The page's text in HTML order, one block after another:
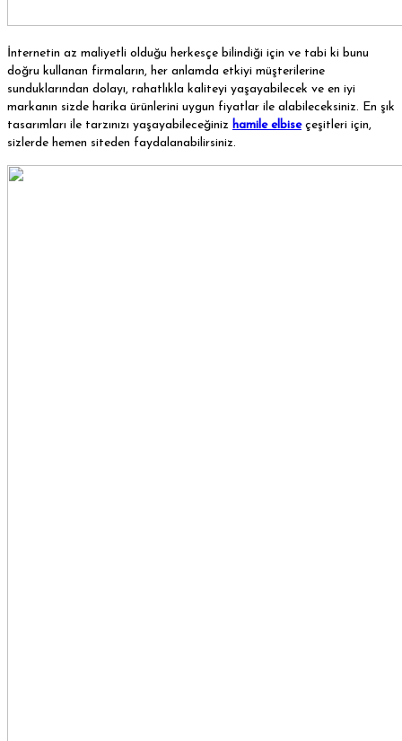
İnternetin az maliyetli olduğu herkesçe bilindiği için ve tabi ki bunu
doğru kullanan firmaların, her anlamda etkiyi müşterilerine
sunduklarından dolayı, rahatlıkla kaliteyi yaşayabilecek ve en iyi
markanın sizde harika ürünlerini uygun fiyatlar ile alabileceksiniz. En şık
tasarımları ile tarzınızı yaşayabileceğiniz hamile elbiseçeşitleri için,
sizlerde hemen siteden faydalanabilirsiniz.